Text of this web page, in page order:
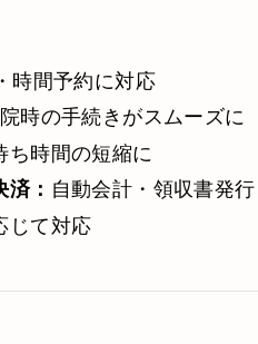
時間予約に対応
時の手続きがスムーズに
ち時間の短縮に
： 自動会計・領収書発行
じて対応